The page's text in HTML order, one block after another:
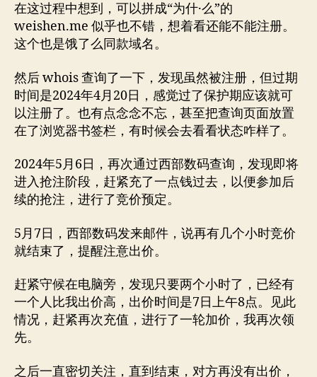
抢
注
功
入
手
在这过程中想到，可以拼成“为什·么”的
weishen.me 似乎也不错，想着看还能不能注册。
这个也是饿了么同款域名。
然后 whois 查询了一下，发现虽然被注册，但过期
时间是2024年4月20日，感觉过了保护期应该就可
以注册了。也有点念念不忘，甚至把查询页面放置
在了浏览器书签栏，有时候会去看看状态咋样了。
2024年5月6日，再次通过西部数码查询，发现即将
进入抢注阶段，赶紧充了一点钱过去，以便参加后
续的抢注，进行了竞价预定。
5月7日，西部数码发来邮件，说再有几个小时竞价
就结束了，提醒注意出价。
赶紧守候在电脑旁，发现只要两个小时了，已经有
一个人比我出价高，出价时间是7日上午8点。见此
情况，赶紧再次充值，进行了一轮加价，我再次领
先。
之后一直密切关注，直到结束，对方再没有出价，